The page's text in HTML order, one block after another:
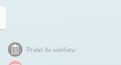
Pridať do wishlistu